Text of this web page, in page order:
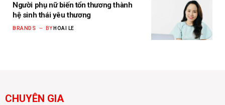
Người phụ nữ biến tổn thương thành
hệ sinh thái yêu thương
BRANDS BY HOAI LE
CHUYÊN GIA